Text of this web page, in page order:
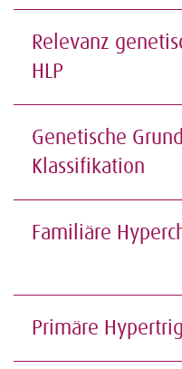
Relevanz
HLP
Genetische
Klassifikation
Familiäre
Primäre